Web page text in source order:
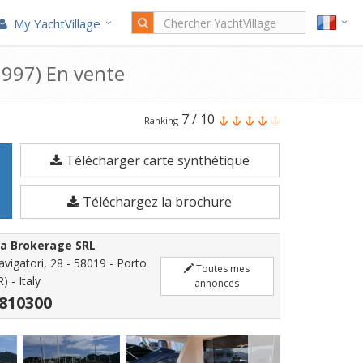
My YachtVillage
En vente
Le
Falcon
Yachts
FALCON
82
S
est
Bateau
à
moteur
Ranking 7/ 10
Télécharger carte synthétique
Téléchargez la brochure
Brokerage SRL
28 - 58019 - Porto
- Italy
Toutes mes
annonces